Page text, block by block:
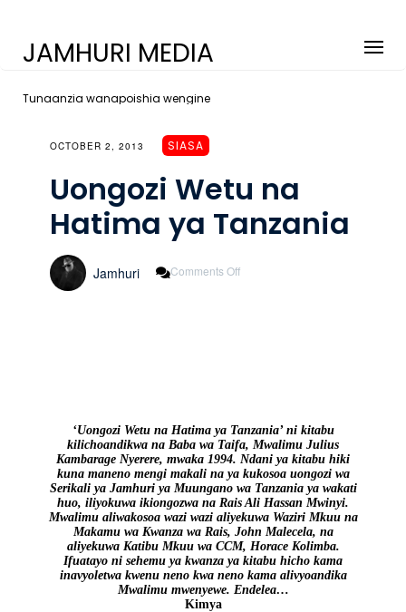
JAMHURI MEDIA
Tunaanzia wanapoishia wengine
OCTOBER 2, 2013 SIASA
Uongozi Wetu na
Hatima ya Tanzania
Jamhuri Comments Off
‘Uongozi Wetu na Hatima ya Tanzania’ ni kitabu
kilichoandikwa na Baba wa Taifa, Mwalimu Julius
Kambarage Nyerere, mwaka 1994. Ndani ya kitabu hiki
kuna maneno mengi makali na ya kukosoa uongozi wa
Serikali ya Jamhuri ya Muungano wa Tanzania ya wakati
huo, iliyokuwa ikiongozwa na Rais Ali Hassan Mwinyi.
Mwalimu aliwakosoa wazi wazi aliyekuwa Waziri Mkuu na
Makamu wa Kwanza wa Rais, John Malecela, na
aliyekuwa Katibu Mkuu wa CCM, Horace Kolimba.
Ifuatayo ni sehemu ya kwanza ya kitabu hicho kama
inavyoletwa kwenu neno kwa neno kama alivyoandika
Mwalimu mwenyewe. Endelea…
Kimya